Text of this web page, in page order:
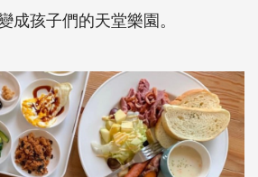
成孩子們的天堂樂園。